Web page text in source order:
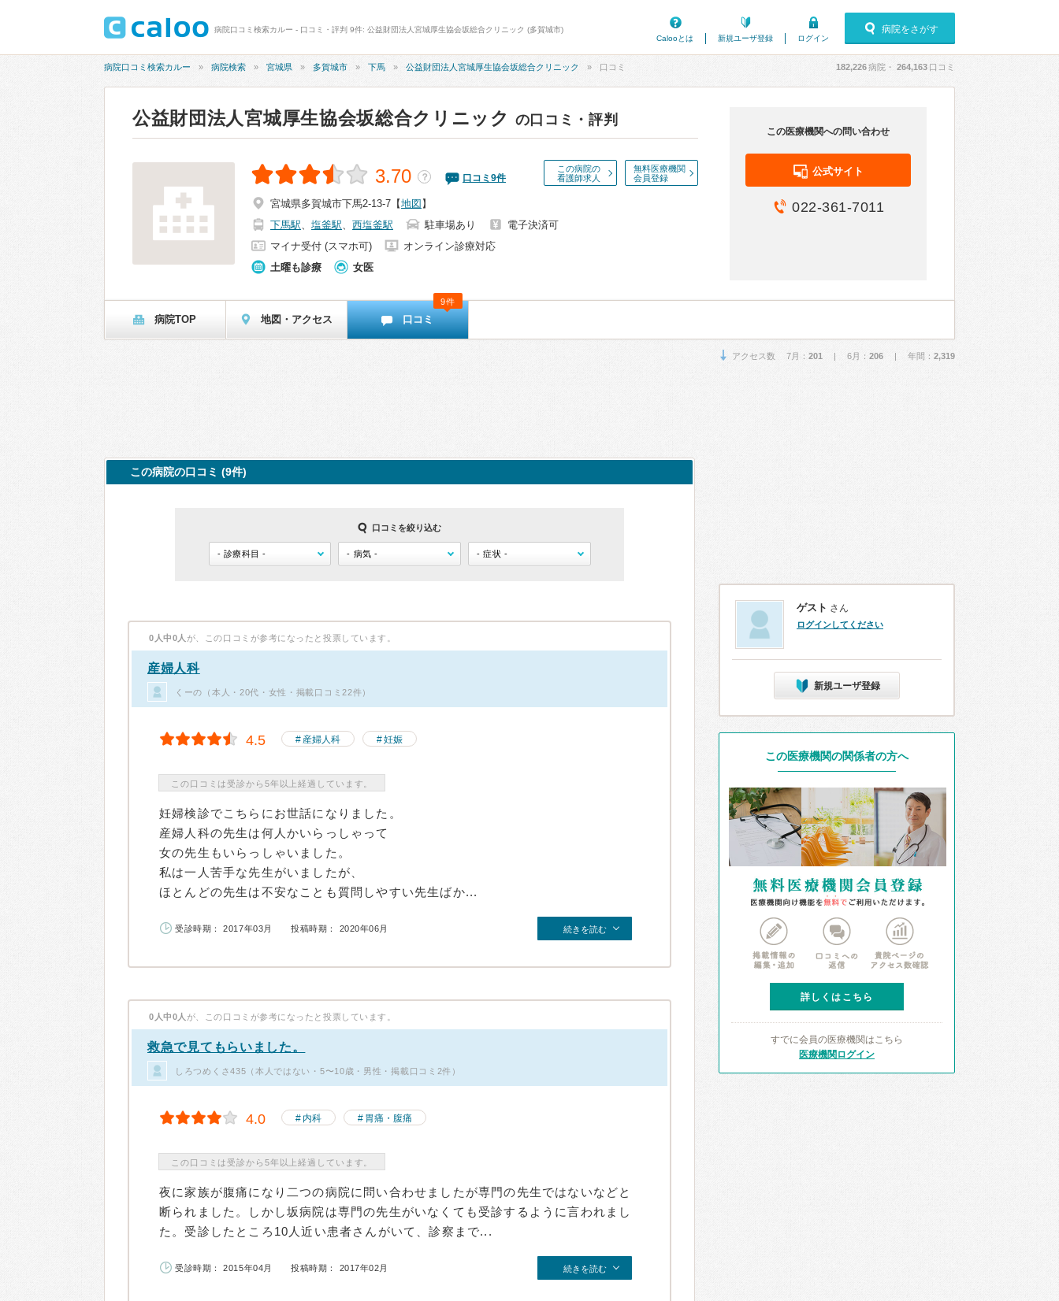
病院口コミ検索カルー - 口コミ・評判 9件: 公益財団法人宮城厚生協会坂総合クリニック (多賀城市)
Calooとは
新規ユーザ登録 ログイン
病院をさがす
病院口コミ検索カルー 病院検索 宮城県 多賀城市 下馬 公益財団法人宮城厚生協会坂総合クリニック 口コミ 182,226病院・ 264,163 口コミ
公益財団法人宮城厚生協会坂総合クリニック の口コミ・評判
この病院の
看護師求人
無料医療機関
会員登録
3.70 ？ 口コミ 9件
宮城県多賀城市下馬2-13-7 【地図 】
下馬駅、 塩釜駅、 西塩釜駅 駐車場あり
電子決済可
マイナ受付 (スマホ可)
オンライン診療対応
土曜も診療
女医
この医療機関への問い合わせ
公式サイト
022-361-7011
病院TOP 地図・アクセス 口コミ
9件
アクセス数 7月： 201 | 6月： 206 | 年間： 2,319
この病院の口コミ (9件)
口コミを絞り込む
0人中0人 が、この口コミが参考になったと投票しています。
産婦人科
くーの（本人・20代・女性・掲載口コミ22件）
4.5 産婦人科 妊娠
この口コミは受診から5年以上経過しています。
妊婦検診でこちらにお世話になりました。
産婦人科の先生は何人かいらっしゃって
女の先生もいらっしゃいました。
私は一人苦手な先生がいましたが、
ほとんどの先生は不安なことも質問しやすい先生ばか...
受診時期： 2017年03月 投稿時期： 2020年06月 続きを読む
0人中0人 が、この口コミが参考になったと投票しています。
救急で見てもらいました。
しろつめくさ435（本人ではない・5〜10歳・男性・掲載口コミ2件）
4.0 内科 胃痛・腹痛
この口コミは受診から5年以上経過しています。
夜に家族が腹痛になり二つの病院に問い合わせましたが専門の先生ではないなどと
断られました。しかし坂病院は専門の先生がいなくても受診するように言われまし
た。受診したところ10人近い患者さんがいて、診察まで...
受診時期： 2015年04月 投稿時期： 2017年02月 続きを読む
ゲスト さん
ログインしてください
新規ユーザ登録
この医療機関の関係者の方へ
詳しくはこちら
すでに会員の医療機関はこちら
医療機関ログイン